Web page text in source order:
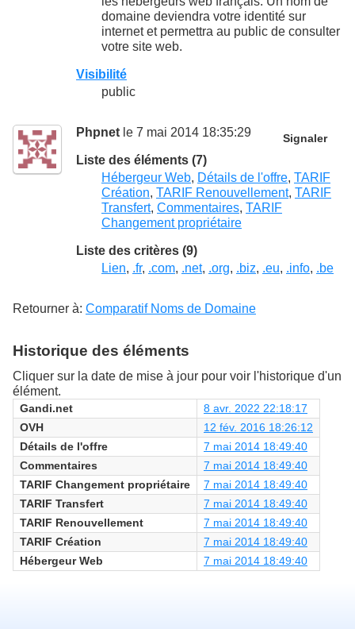
domaine deviendra votre identité sur
internet et permettra au public de consulter
votre site web.
Visibilité
public
Phpnet le 7 mai 2014 18:35:29 Signaler
Liste des éléments (7)
Hébergeur Web, Détails de l'offre, TARIF
Création, TARIF Renouvellement, TARIF
Transfert, Commentaires, TARIF
Changement propriétaire
Liste des critères (9)
Lien, .fr, .com, .net, .org, .biz, .eu, .info, .be
Retourner à: Comparatif Noms de Domaine
Historique des éléments
Cliquer sur la date de mise à jour pour voir l'historique d'un
élément.
Gandi.net
8 avr. 2022 22:18:17
OVH
12 fév. 2016 18:26:12
Détails de l'offre
7 mai 2014 18:49:40
Commentaires
7 mai 2014 18:49:40
TARIF Changement propriétaire
7 mai 2014 18:49:40
TARIF Transfert
7 mai 2014 18:49:40
TARIF Renouvellement
7 mai 2014 18:49:40
TARIF Création
7 mai 2014 18:49:40
Hébergeur Web
7 mai 2014 18:49:40